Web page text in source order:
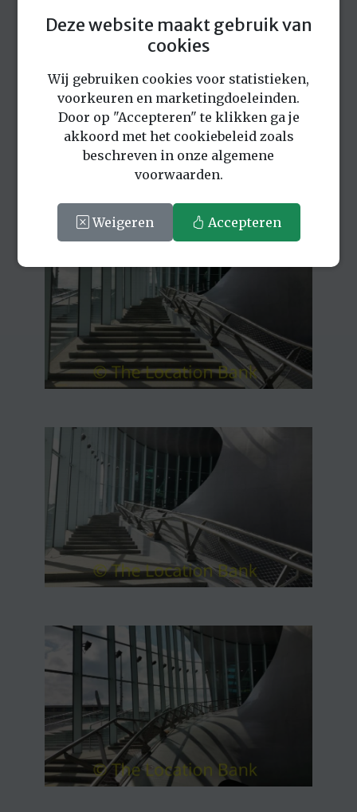
Deze website maakt gebruik van
cookies
Wij gebruiken cookies voor statistieken,
voorkeuren en marketingdoeleinden.
Door op "Accepteren" te klikken ga je
akkoord met het cookiebeleid zoals
beschreven in onze algemene
voorwaarden.
Weigeren Accepteren